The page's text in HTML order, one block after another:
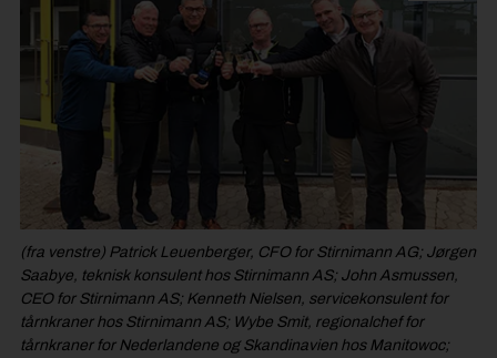
Materialer og løsninger
Byggepladsen
Til Håndværkeren
Partnere
Jobportal
(fra venstre) Patrick Leuenberger, CFO for Stirnimann AG; Jørgen
Saabye, teknisk konsulent hos Stirnimann AS; John Asmussen,
CEO for Stirnimann AS; Kenneth Nielsen, servicekonsulent for
tårnkraner hos Stirnimann AS; Wybe Smit, regionalchef for
tårnkraner for Nederlandene og Skandinavien hos Manitowoc;